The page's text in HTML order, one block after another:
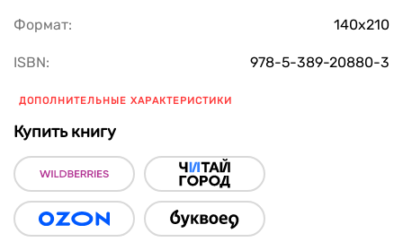
Формат: 140х210
ISBN: 978-5-389-20880-3
ДОПОЛНИТЕЛЬНЫЕ ХАРАКТЕРИСТИКИ
Купить книгу